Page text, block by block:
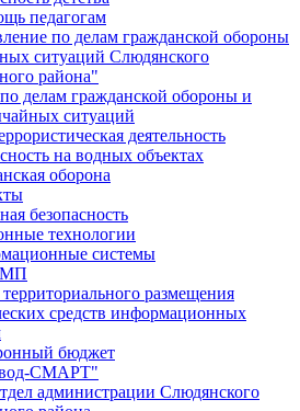
педагогам
по делам гражданской обороны
ситуаций Слюдянского
района"
делам гражданской обороны и
ситуаций
деятельность
на водных объектах
оборона
безопасность
технологии
системы
территориального размещения
средств информационных
бюджет
СМАРТ"
администрации Слюдянского